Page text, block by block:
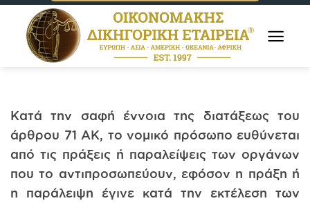
Κατά την σαφή έννοια της διατάξεως του
άρθρου 71 ΑΚ, το νομικό πρόσωπο ευθύνεται
από τις πράξεις ή παραλείψεις των οργάνων
που το αντιπροσωπεύουν, εφόσον η πράξη ή
η παράλειψη έγινε κατά την εκτέλεση των